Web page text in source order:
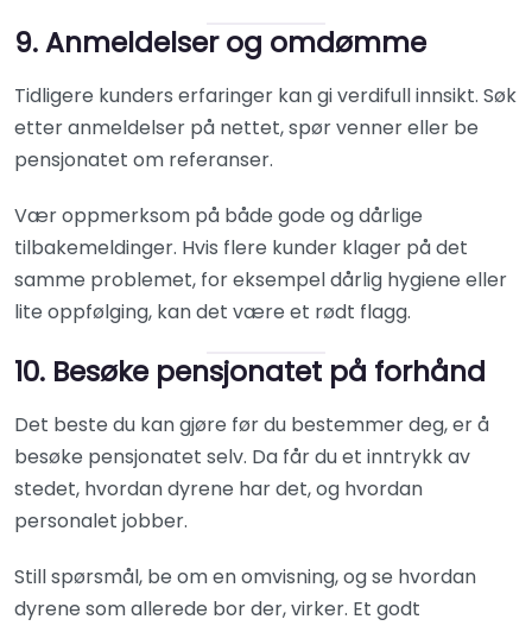
9. Anmeldelser og omdømme
Tidligere kunders erfaringer kan gi verdifull innsikt. Søk
etter anmeldelser på nettet, spør venner eller be
pensjonatet om referanser.
Vær oppmerksom på både gode og dårlige
tilbakemeldinger. Hvis flere kunder klager på det
samme problemet, for eksempel dårlig hygiene eller
lite oppfølging, kan det være et rødt flagg.
10. Besøke pensjonatet på forhånd
Det beste du kan gjøre før du bestemmer deg, er å
besøke pensjonatet selv. Da får du et inntrykk av
stedet, hvordan dyrene har det, og hvordan
personalet jobber.
Still spørsmål, be om en omvisning, og se hvordan
dyrene som allerede bor der, virker. Et godt